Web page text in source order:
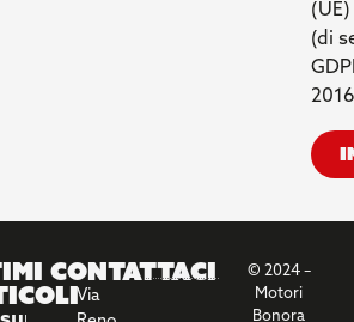
(di
Contattaci
Via
© 2024 –
Motori
Bonora